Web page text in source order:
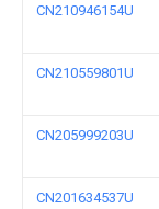
CN210946154U
CN210559801U
CN205999203U
CN201634537U